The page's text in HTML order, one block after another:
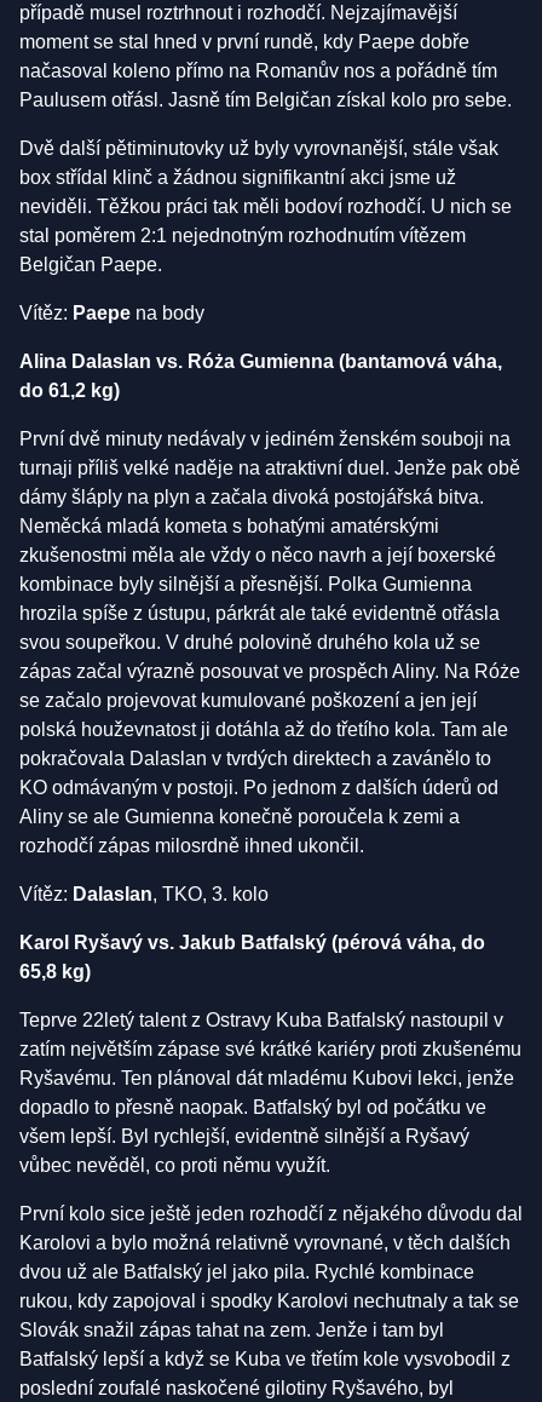
případě musel roztrhnout i rozhodčí. Nejzajímavější
moment se stal hned v první rundě, kdy Paepe dobře
načasoval koleno přímo na Romanův nos a pořádně tím
Paulusem otřásl. Jasně tím Belgičan získal kolo pro sebe.
Dvě další pětiminutovky už byly vyrovnanější, stále však
box střídal klinč a žádnou signifikantní akci jsme už
neviděli. Těžkou práci tak měli bodoví rozhodčí. U nich se
stal poměrem 2:1 nejednotným rozhodnutím vítězem
Belgičan Paepe.
Vítěz: Paepe na body
Alina Dalaslan vs. Róża Gumienna (bantamová váha,
do 61,2 kg)
První dvě minuty nedávaly v jediném ženském souboji na
turnaji příliš velké naděje na atraktivní duel. Jenže pak obě
dámy šláply na plyn a začala divoká postojářská bitva.
Neměcká mladá kometa s bohatými amatérskými
zkušenostmi měla ale vždy o něco navrh a její boxerské
kombinace byly silnější a přesnější. Polka Gumienna
hrozila spíše z ústupu, párkrát ale také evidentně otřásla
svou soupeřkou. V druhé polovině druhého kola už se
zápas začal výrazně posouvat ve prospěch Aliny. Na Róże
se začalo projevovat kumulované poškození a jen její
polská houževnatost ji dotáhla až do třetího kola. Tam ale
pokračovala Dalaslan v tvrdých direktech a zavánělo to
KO odmávaným v postoji. Po jednom z dalších úderů od
Aliny se ale Gumienna konečně poroučela k zemi a
rozhodčí zápas milosrdně ihned ukončil.
Vítěz: Dalaslan, TKO, 3. kolo
Karol Ryšavý vs. Jakub Batfalský (pérová váha, do
65,8 kg)
Teprve 22letý talent z Ostravy Kuba Batfalský nastoupil v
zatím největším zápase své krátké kariéry proti zkušenému
Ryšavému. Ten plánoval dát mladému Kubovi lekci, jenže
dopadlo to přesně naopak. Batfalský byl od počátku ve
všem lepší. Byl rychlejší, evidentně silnější a Ryšavý
vůbec nevěděl, co proti němu využít.
První kolo sice ještě jeden rozhodčí z nějakého důvodu dal
Karolovi a bylo možná relativně vyrovnané, v těch dalších
dvou už ale Batfalský jel jako pila. Rychlé kombinace
rukou, kdy zapojoval i spodky Karolovi nechutnaly a tak se
Slovák snažil zápas tahat na zem. Jenže i tam byl
Batfalský lepší a když se Kuba ve třetím kole vysvobodil z
poslední zoufalé naskočené gilotiny Ryšavého, byl